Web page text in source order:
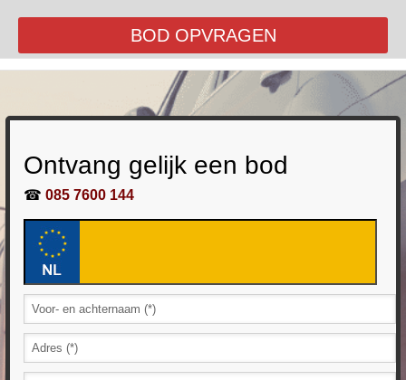
BOD OPVRAGEN
Ontvang gelijk een bod
☎ 085 7600 144